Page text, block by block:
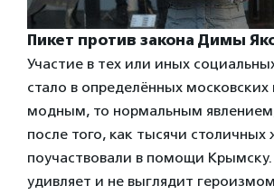
Пикет против закона Димы
Участие в тех или иных
стало в определённых московских
модным, то нормальным
после того, как тысячи столичных
поучаствовали в помощи
удивляет и не выглядит